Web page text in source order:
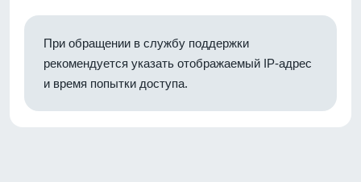
При обращении в службу поддержки
рекомендуется указать отображаемый IP-адрес
и время попытки доступа.